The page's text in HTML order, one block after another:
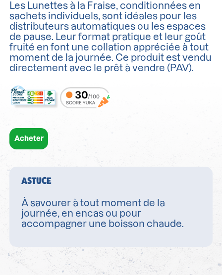
Les Lunettes à la Fraise, conditionnées en
sachets individuels, sont idéales pour les
distributeurs automatiques ou les espaces
de pause. Leur format pratique et leur goût
fruité en font une collation appréciée à tout
moment de la journée. Ce produit est vendu
directement avec le prêt à vendre (PAV).
Acheter
ASTUCE
À savourer à tout moment de la
journée, en encas ou pour
accompagner une boisson chaude.